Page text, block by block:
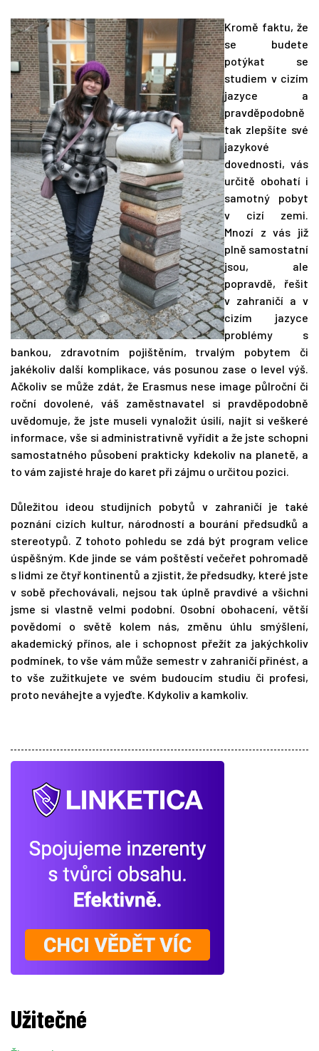
Kromě faktu, že
se budete
potýkat se
studiem v cizím
jazyce a
pravděpodobně
tak zlepšíte své
jazykové
dovednosti, vás
určitě obohatí i
samotný pobyt
v cizí zemi.
Mnozí z vás již
plně samostatní
jsou, ale
popravdě, řešit
v zahraničí a v
cizím jazyce
problémy s
bankou, zdravotním pojištěním, trvalým pobytem či
jakékoliv další komplikace, vás posunou zase o level výš.
Ačkoliv se může zdát, že Erasmus nese image půlroční či
roční dovolené, váš zaměstnavatel si pravděpodobně
uvědomuje, že jste museli vynaložit úsilí, najít si veškeré
informace, vše si administrativně vyřídit a že jste schopni
samostatného působení prakticky kdekoliv na planetě, a
to vám zajisté hraje do karet při zájmu o určitou pozici.
Důležitou ideou studijních pobytů v zahraničí je také
poznání cizích kultur, národností a bourání předsudků a
stereotypů. Z tohoto pohledu se zdá být program velice
úspěšným. Kde jinde se vám poštěstí večeřet pohromadě
s lidmi ze čtyř kontinentů a zjistit, že předsudky, které jste
v sobě přechovávali, nejsou tak úplně pravdivé a všichni
jsme si vlastně velmi podobní. Osobní obohacení, větší
povědomí o světě kolem nás, změnu úhlu smýšlení,
akademický přínos, ale i schopnost přežít za jakýchkoliv
podmínek, to vše vám může semestr v zahraničí přinést, a
to vše zužitkujete ve svém budoucím studiu či profesi,
proto neváhejte a vyjeďte. Kdykoliv a kamkoliv.
Užitečné